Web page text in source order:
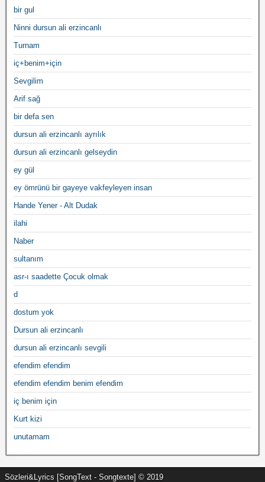
bir gul
Ninni dursun ali erzincanlı
Turnam
iç+benim+için
Sevgilim
Arif sağ
bir defa sen
dursun ali erzincanlı ayrılık
dursun ali erzincanlı gelseydin
ey gül
ey ömrünü bir gayeye vakfeyleyen insan
Hande Yener - Alt Dudak
ilahi
Naber
sultanım
asr-ı saadette Çocuk olmak
d
dostum yok
Dursun ali erzincanlı
dursun ali erzincanlı sevgili
efendim efendim
efendim efendim benim efendim
iç benim için
Kurt kizi
unutamam
Sözleri&Lyrics [SongText - Songtexte] © 2019